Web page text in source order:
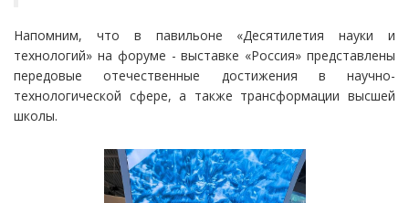
Напомним, что в павильоне «Десятилетия науки и
технологий» на форуме - выставке «Россия» представлены
передовые отечественные достижения в научно-
технологической сфере, а также трансформации высшей
школы.